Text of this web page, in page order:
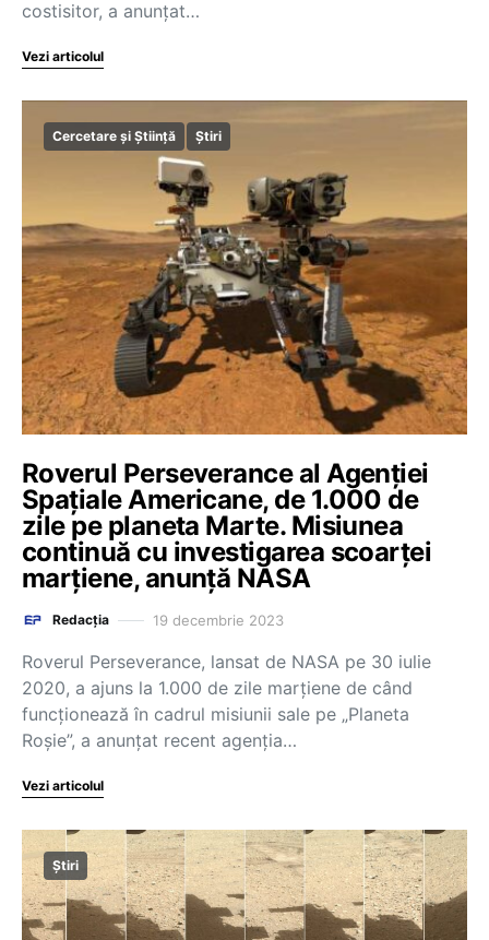
costisitor, a anunţat…
Vezi articolul
Cercetare și Știință Știri
Roverul Perseverance al Agenției
Spațiale Americane, de 1.000 de
zile pe planeta Marte. Misiunea
continuă cu investigarea scoarței
marțiene, anunță NASA
Redacția 19 decembrie 2023
Roverul Perseverance, lansat de NASA pe 30 iulie
2020, a ajuns la 1.000 de zile marţiene de când
funcţionează în cadrul misiunii sale pe „Planeta
Roşie”, a anunţat recent agenţia…
Vezi articolul
Știri